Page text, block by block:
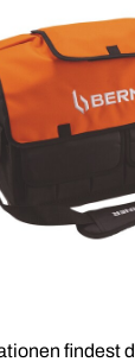
findest